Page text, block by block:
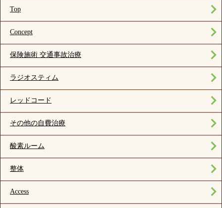
Top
Concept
保険施術 交通事故治療
ラジオスティム
レッドコード
その他の自費治療
酸素ルーム
整体
Access